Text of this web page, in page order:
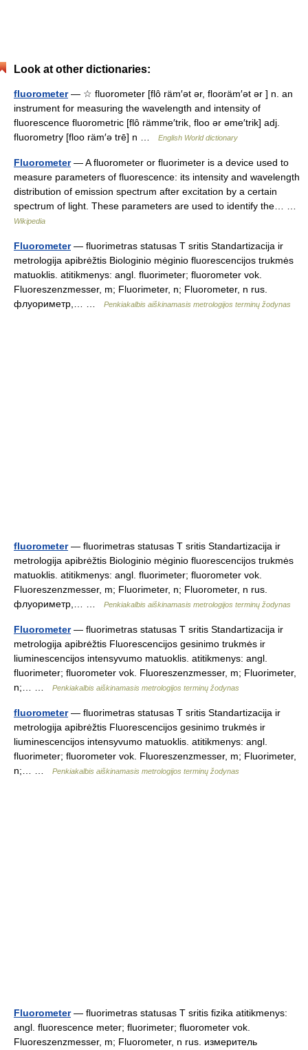
Look at other dictionaries:
fluorometer— ☆ fluorometer [flô räm′ət ər, flooräm′ət ər ] n. an
instrument for measuring the wavelength and intensity of
fluorescence fluorometric [flô rämme′trik, floo ər əme′trik] adj.
fluorometry [floo räm′ə trē] n …
English World dictionary
Fluorometer— A fluorometer or fluorimeter is a device used to
measure parameters of fluorescence: its intensity and wavelength
distribution of emission spectrum after excitation by a certain
spectrum of light. These parameters are used to identify the… …
Wikipedia
Fluorometer— fluorimetras statusas T sritis Standartizacija ir
metrologija apibrėžtis Biologinio mėginio fluorescencijos trukmės
matuoklis. atitikmenys: angl. fluorimeter; fluorometer vok.
Fluoreszenzmesser, m; Fluorimeter, n; Fluorometer, n rus.
флуориметр,… …
Penkiakalbis aiškinamasis metrologijos terminų žodynas
fluorometer— fluorimetras statusas T sritis Standartizacija ir
metrologija apibrėžtis Biologinio mėginio fluorescencijos trukmės
matuoklis. atitikmenys: angl. fluorimeter; fluorometer vok.
Fluoreszenzmesser, m; Fluorimeter, n; Fluorometer, n rus.
флуориметр,… …
Penkiakalbis aiškinamasis metrologijos terminų žodynas
Fluorometer— fluorimetras statusas T sritis Standartizacija ir
metrologija apibrėžtis Fluorescencijos gesinimo trukmės ir
liuminescencijos intensyvumo matuoklis. atitikmenys: angl.
fluorimeter; fluorometer vok. Fluoreszenzmesser, m; Fluorimeter,
n;… …
Penkiakalbis aiškinamasis metrologijos terminų žodynas
fluorometer— fluorimetras statusas T sritis Standartizacija ir
metrologija apibrėžtis Fluorescencijos gesinimo trukmės ir
liuminescencijos intensyvumo matuoklis. atitikmenys: angl.
fluorimeter; fluorometer vok. Fluoreszenzmesser, m; Fluorimeter,
n;… …
Penkiakalbis aiškinamasis metrologijos terminų žodynas
Fluorometer— fluorimetras statusas T sritis fizika atitikmenys:
angl. fluorescence meter; fluorimeter; fluorometer vok.
Fluoreszenzmesser, m; Fluorometer, n rus. измеритель